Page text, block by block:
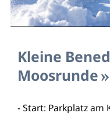
Kleine
Moosrunde
- Start: Parkplatz am